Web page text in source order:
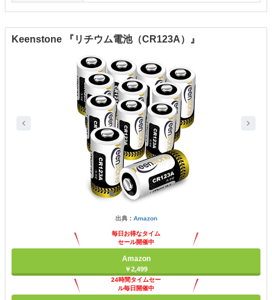
Keenstone 『リチウム電池（CR123A）』
出典： Amazon
毎日お得なタイム
セール開催中
Amazon
￥2,499
24時間タイムセー
ル毎日開催中